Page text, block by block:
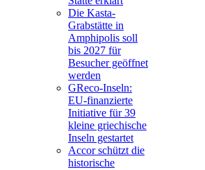
Die Kasta-
Grabstätte in
Amphipolis soll
bis 2027 für
Besucher geöffnet
werden
GReco-Inseln:
EU-finanzierte
Initiative für 39
kleine griechische
Inseln gestartet
Accor schützt die
historische